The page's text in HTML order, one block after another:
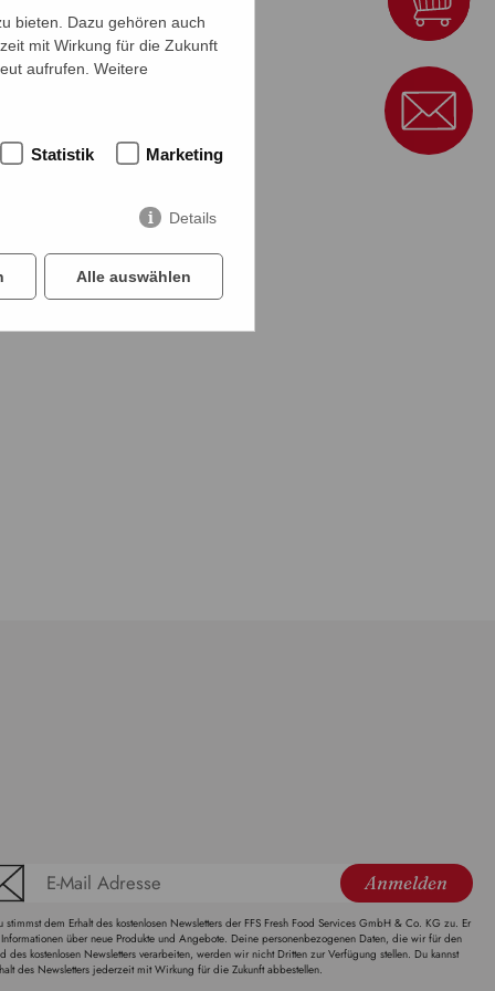
Anmelden
dem Erhalt des kostenlosen Newsletters der FFS Fresh Food Services GmbH & Co. KG zu. Er
über neue Produkte und Angebote. Deine personenbezogenen Daten, die wir für den
des kostenlosen Newsletters verarbeiten, werden wir nicht Dritten zur Verfügung stellen. Du kannst
des Newsletters jederzeit mit Wirkung für die Zukunft abbestellen.
bieten. Dazu gehören auch
mit Wirkung für die Zukunft
aufrufen. Weitere
Statistik Marketing
Details
Alle auswählen